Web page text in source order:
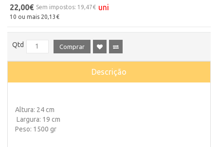
22,00€ Sem impostos: 19,47€ uni
10 ou mais 20,13€
Qtd Comprar
Descrição
Altura: 24 cm
Largura: 19 cm
Peso: 1500 gr